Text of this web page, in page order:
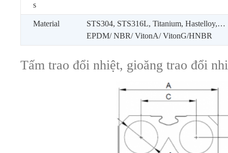
s
Material
STS304, STS316L, Titanium, Hastelloy,…
EPDM/ NBR/ VitonA/ VitonG/HNBR
Tấm trao đổi nhiệt, gioăng trao đổi